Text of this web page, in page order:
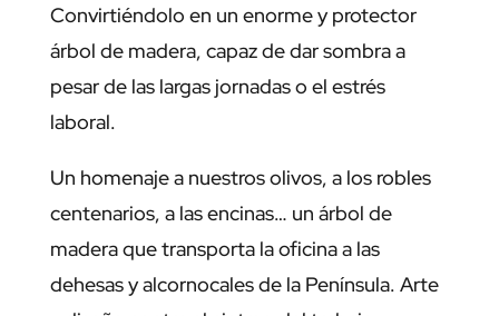
Convirtiéndolo en un enorme y protector
árbol de madera, capaz de dar sombra a
pesar de las largas jornadas o el estrés
laboral.
Un homenaje a nuestros olivos, a los robles
centenarios, a las encinas… un árbol de
madera que transporta la oficina a las
dehesas y alcornocales de la Península. Arte